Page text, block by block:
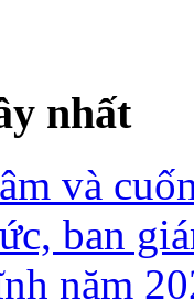
nhất
và
ban
năm